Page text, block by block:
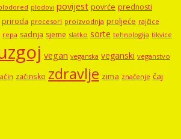
plodovi povijest povrće prednosti
priroda procesori proizvodnja proljeće rajčice
repa sadnja sjeme slatko sorte tehnologija tikvice
vegan veganska veganski veganstvo
začinsko zdravlje zima značenje čaj